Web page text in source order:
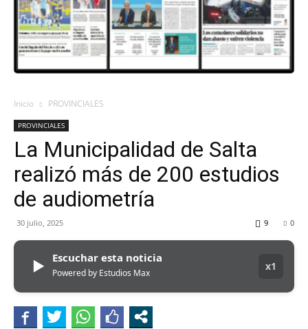
107.1
Inicio PROVINCIALES
PROVINCIALES
La Municipalidad de Salta
realizó más de 200 estudios
de audiometría
30 julio, 2025 0
9
▶ Escuchar esta noticia
Powered by Estudios Max
x1